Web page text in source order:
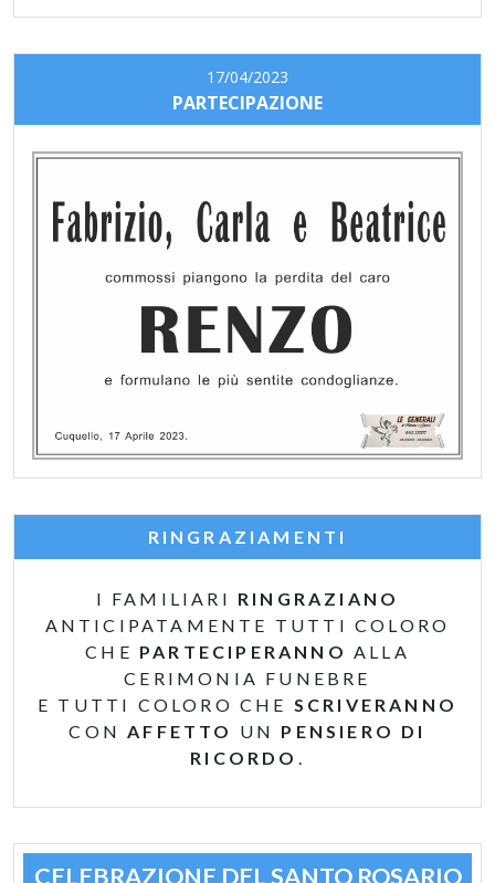
17/04/2023
PARTECIPAZIONE
RINGRAZIAMENTI
I FAMILIARI RINGRAZIANO
ANTICIPATAMENTE TUTTI COLORO
CHE PARTECIPERANNO ALLA
CERIMONIA FUNEBRE
E TUTTI COLORO CHE SCRIVERANNO
CONAFFETTO UN PENSIERO DI
RICORDO .
CELEBRAZIONE DEL SANTO ROSARIO